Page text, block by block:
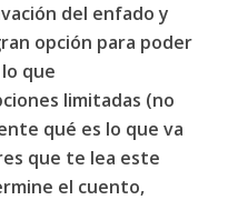
del enfado y
opción para poder
que
limitadas (no
qué es lo que va
que te lea este
el cuento,